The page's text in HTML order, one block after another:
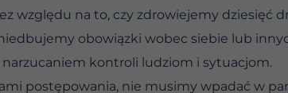
względu na to, czy zdrowiejemy dziesięć
obowiązki wobec siebie lub
kontroli ludziom i sytuacjom.
postępowania, nie musimy wpadać w